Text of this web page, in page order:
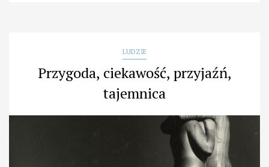
LUDZIE
Przygoda, ciekawość, przyjaźń,
tajemnica